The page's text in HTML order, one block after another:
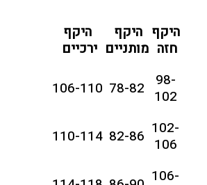
היקף
חזה
היקף
מותניים
היקף
ירכיים
98-
102
78-82
106-110
102-
106
82-86
110-114
106-